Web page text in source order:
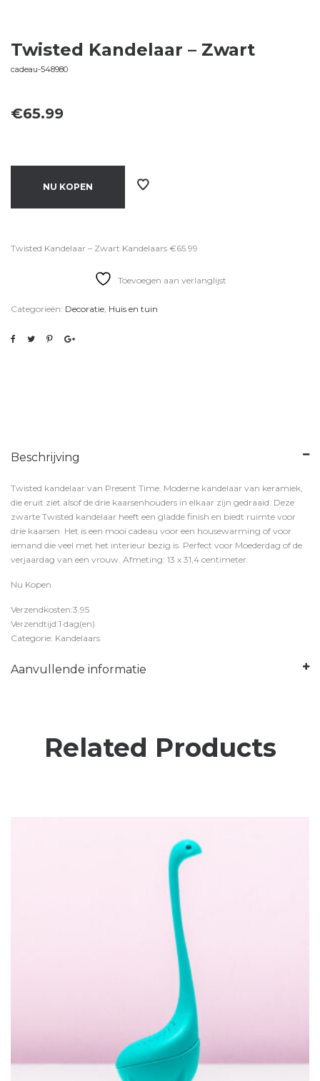
Twisted Kandelaar – Zwart
cadeau-548980
€65.99
NU KOPEN
Twisted Kandelaar – Zwart Kandelaars €65.99
Toevoegen aan verlanglijst
Categorieën: Decoratie, Huis en tuin
Beschrijving
Twisted kandelaar van Present Time. Moderne kandelaar van keramiek,
die eruit ziet alsof de drie kaarsenhouders in elkaar zijn gedraaid. Deze
zwarte Twisted kandelaar heeft een gladde finish en biedt ruimte voor
drie kaarsen. Het is een mooi cadeau voor een housewarming of voor
iemand die veel met het interieur bezig is. Perfect voor Moederdag of de
verjaardag van een vrouw. Afmeting: 13 x 31,4 centimeter.
Nu Kopen
Verzendkosten:3.95
Verzendtijd:1 dag(en)
Categorie: Kandelaars
Aanvullende informatie
Related Products